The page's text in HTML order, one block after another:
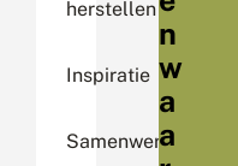
herstellen
Inspiratie
Samenwerking
n
w
a
a